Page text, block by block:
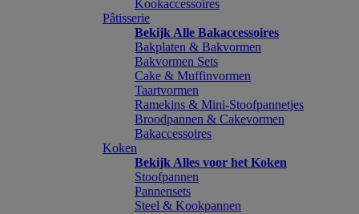
Kookaccessoires
Pâtisserie
Bekijk Alle Bakaccessoires
Bakplaten & Bakvormen
Bakvormen Sets
Cake & Muffinvormen
Taartvormen
Ramekins & Mini-Stoofpannetjes
Broodpannen & Cakevormen
Bakaccessoires
Koken
Bekijk Alles voor het Koken
Stoofpannen
Pannensets
Steel & Kookpannen